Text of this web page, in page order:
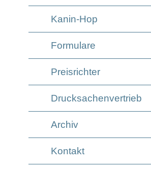
Kanin-Hop
Formulare
Preisrichter
Drucksachenvertrieb
Archiv
Kontakt